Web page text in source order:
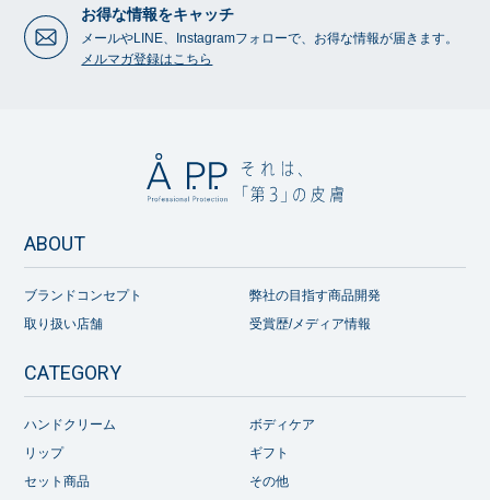
お得な情報をキャッチ
メールやLINE、Instagramフォローで、お得な情報が届きます。
メルマガ登録はこちら
ABOUT
ブランドコンセプト
弊社の目指す商品開発
取り扱い店舗
受賞歴/メディア情報
CATEGORY
ハンドクリーム
ボディケア
リップ
ギフト
セット商品
その他